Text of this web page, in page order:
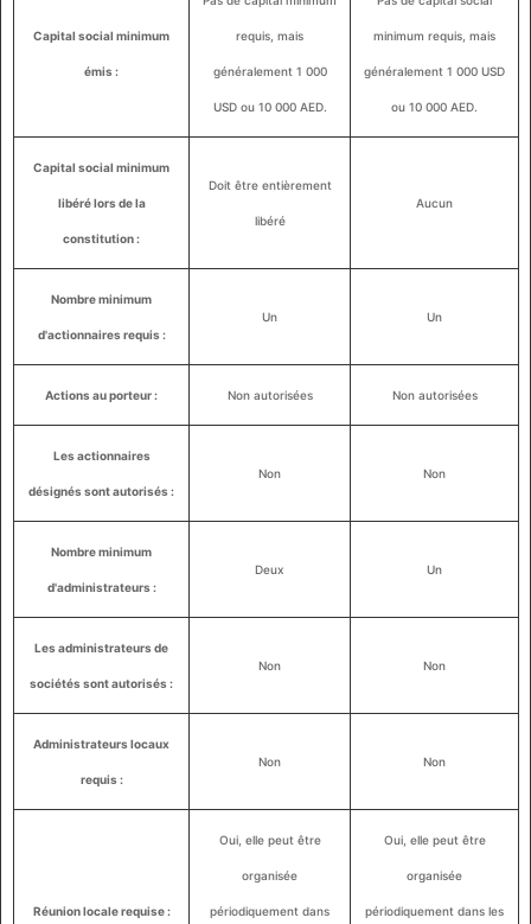
Capital social minimum
émis :
requis, mais
généralement 1 000
USD ou 10 000 AED.
minimum requis, mais
généralement 1 000 USD
ou 10 000 AED.
Capital social minimum
libéré lors de la
constitution :
Doit être entièrement
libéré
Aucun
Nombre minimum
d'actionnaires requis :
Un Un
Actions au porteur : Non autorisées Non autorisées
Les actionnaires
désignés sont autorisés :
Non Non
Nombre minimum
d'administrateurs :
Deux Un
Les administrateurs de
sociétés sont autorisés :
Non Non
Administrateurs locaux
requis :
Non Non
Réunion locale requise :
Oui, elle peut être
organisée
périodiquement dans
Oui, elle peut être
organisée
périodiquement dans les